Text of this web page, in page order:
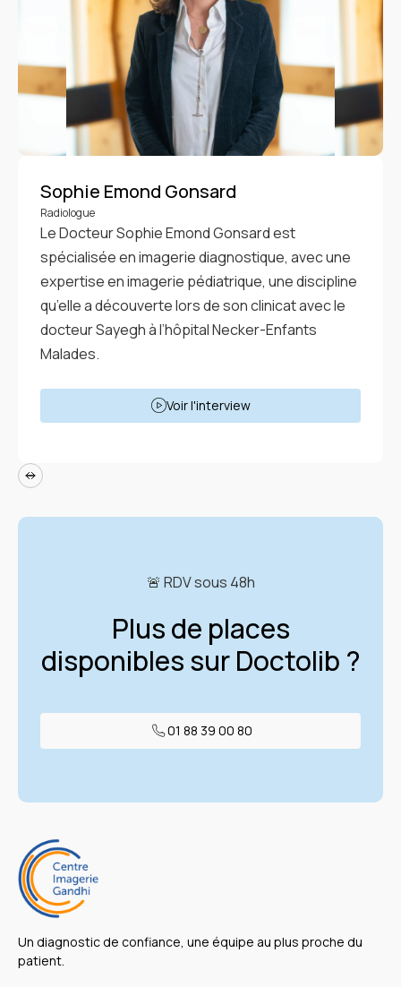
Sophie Emond Gonsard
Radiologue
Le Docteur Sophie Emond Gonsard est
spécialisée en imagerie diagnostique, avec une
expertise en imagerie pédiatrique, une discipline
qu’elle a découverte lors de son clinicat avec le
docteur Sayegh à l’hôpital Necker-Enfants
Malades.
Voir l'interview
🚨 RDV sous 48h
Plus de places
disponibles sur Doctolib ?
01 88 39 00 80
Un diagnostic de confiance, une équipe au plus proche du
patient.